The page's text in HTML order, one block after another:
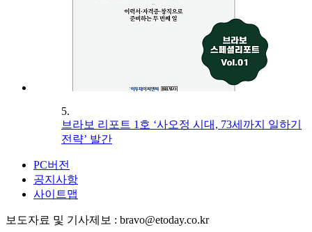
5.
브라보 리포트 1호 ‘사오정 시대, 73세까지 일하기
전략’ 발간
PC버전
공지사항
사이트맵
보도자료 및 기사제보 : bravo@etoday.co.kr